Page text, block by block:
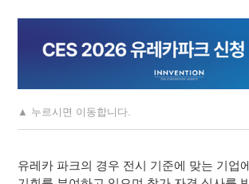
▲ 누르시면 이동합니다.
유레카 파크의 경우 전시 기준에 맞는 기업